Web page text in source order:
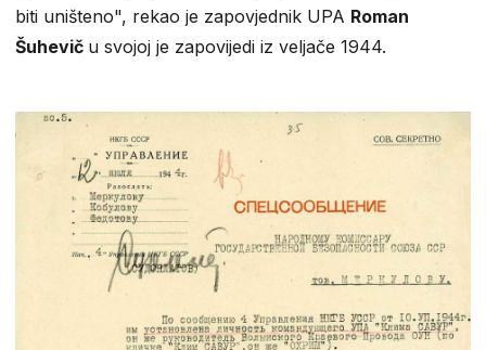
biti uništeno", rekao je zapovjednik UPA Roman
Šuhevič u svojoj je zapovijedi iz veljače 1944.